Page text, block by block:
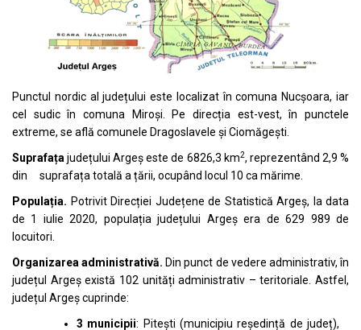
Punctul nordic al județului este localizat în comuna Nucșoara, iar
cel sudic în comuna Miroși. Pe direcția est-vest, în punctele
extreme, se află comunele Dragoslavele și Ciomăgești.
Suprafațajudețului Argeș este de 6826,3 km2, reprezentând 2,9 %
din suprafața totală a țării, ocupând locul 10 ca mărime.
Populația. Potrivit Direcției Județene de Statistică Argeș, la data
de 1 iulie 2020, populația județului Argeș era de 629 989 de
locuitori.
Organizarea administrativă. Din punct de vedere administrativ, în
județul Argeș există 102 unități administrativ – teritoriale. Astfel,
județul Argeș cuprinde:
3 municipii: Pitești (municipiu reședință de județ),